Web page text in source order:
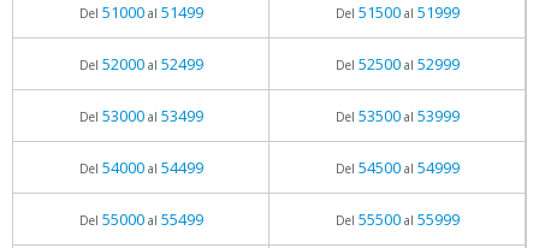
Del 51000al 51499 Del 51500al 51999
Del 52000al 52499 Del 52500al 52999
Del 53000al 53499 Del 53500al 53999
Del 54000al 54499 Del 54500al 54999
Del 55000al 55499 Del 55500al 55999